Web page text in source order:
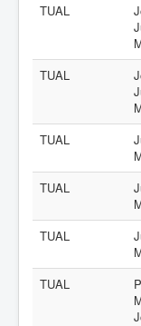
TUAL
TUAL
TUAL
TUAL
TUAL
TUAL